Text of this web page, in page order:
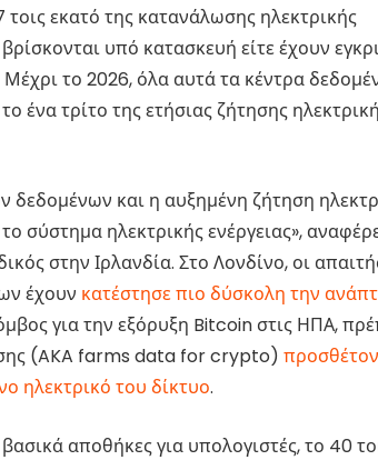
εκατό της κατανάλωσης ηλεκτρικής
υπό κατασκευή είτε έχουν
το 2026, όλα αυτά τα κέντρα
ένα τρίτο της ετήσιας ζήτησης
δεδομένων και η αυξημένη ζήτηση
σύστημα ηλεκτρικής ενέργειας»,
στην Ιρλανδία. Στο Λονδίνο, οι
έχουν κατέστησε πιο δύσκολη την
για την εξόρυξη Bitcoin στις ΗΠΑ,
(AKA farms data for crypto)
ηλεκτρικό του δίκτυο.
αποθήκες για υπολογιστές, το 40